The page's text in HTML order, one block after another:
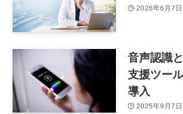
2026年6月7日
音声認識
支援ツー
導入
2025年9月7日